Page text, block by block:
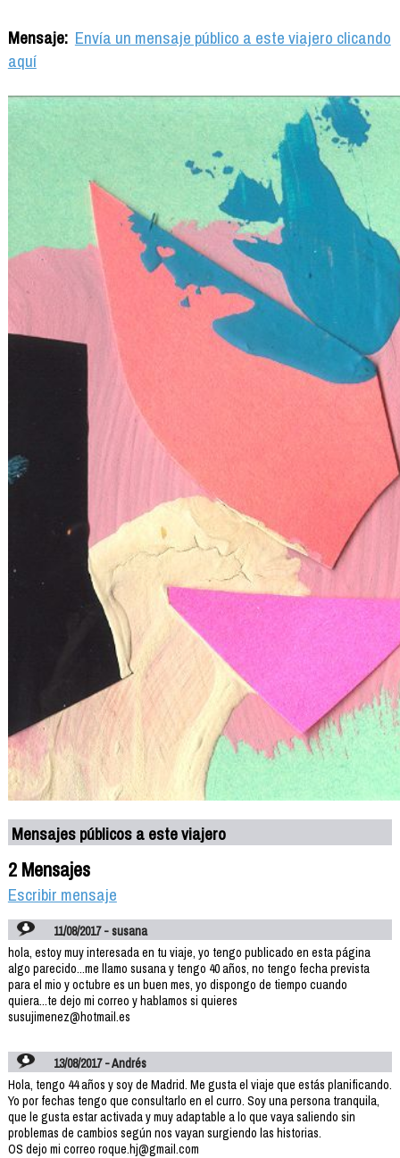
Mensaje: Envía un mensaje público a este viajero clicando
aquí
Mensajes públicos a este viajero
2 Mensajes
Escribir mensaje
11/08/2017 - susana
hola, estoy muy interesada en tu viaje, yo tengo publicado en esta página
algo parecido...me llamo susana y tengo 40 años, no tengo fecha prevista
para el mio y octubre es un buen mes, yo dispongo de tiempo cuando
quiera...te dejo mi correo y hablamos si quieres
susujimenez@hotmail.es
13/08/2017 - Andrés
Hola, tengo 44 años y soy de Madrid. Me gusta el viaje que estás planificando.
Yo por fechas tengo que consultarlo en el curro. Soy una persona tranquila,
que le gusta estar activada y muy adaptable a lo que vaya saliendo sin
problemas de cambios según nos vayan surgiendo las historias.
OS dejo mi correo roque.hj@gmail.com